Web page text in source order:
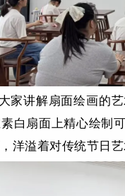
家讲解扇面绘画的
白扇面上精心绘制
洋溢着对传统节日艺